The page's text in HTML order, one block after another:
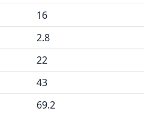
16
2.8
22
43
69.2